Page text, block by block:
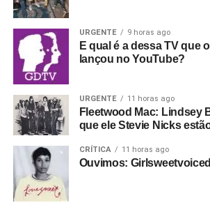
URGENTE 9 horas ago
E qual é a dessa TV que
lançou no YouTube?
URGENTE 11 horas ago
Fleetwood Mac: Lindsey
que ele Stevie Nicks
CRÍTICA 11 horas ago
Ouvimos: